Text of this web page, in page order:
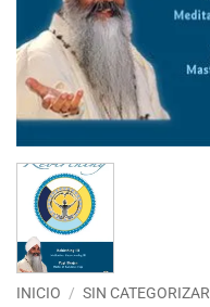
INICIO / SIN CATEGORIZAR